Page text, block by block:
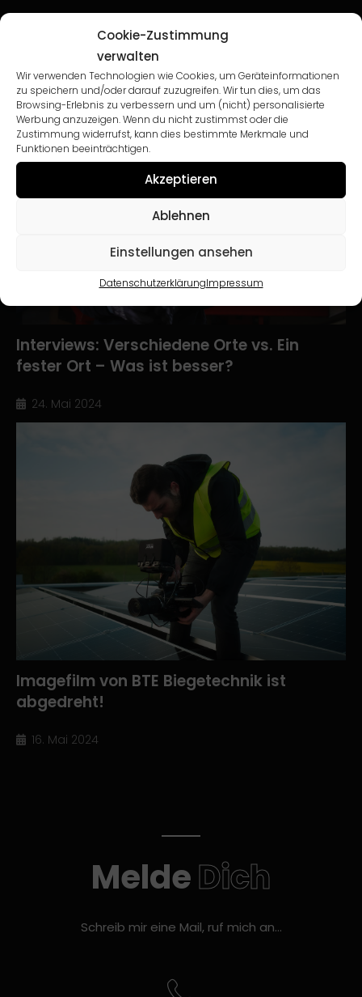
Cookie-Zustimmung
verwalten
Wir verwenden Technologien wie Cookies, um Geräteinformationen
zu speichern und/oder darauf zuzugreifen. Wir tun dies, um das
Browsing-Erlebnis zu verbessern und um (nicht) personalisierte
Werbung anzuzeigen. Wenn du nicht zustimmst oder die
Zustimmung widerrufst, kann dies bestimmte Merkmale und
Funktionen beeinträchtigen.
Akzeptieren
Ablehnen
Einstellungen ansehen
DatenschutzerklärungImpressum
Recent Post
Interviews: Verschiedene Orte vs. Ein
fester Ort – Was ist besser?
24. Mai 2024
Imagefilm von BTE Biegetechnik ist
abgedreht!
16. Mai 2024
MeldeDich
Schreib mir eine Mail, ruf mich an…